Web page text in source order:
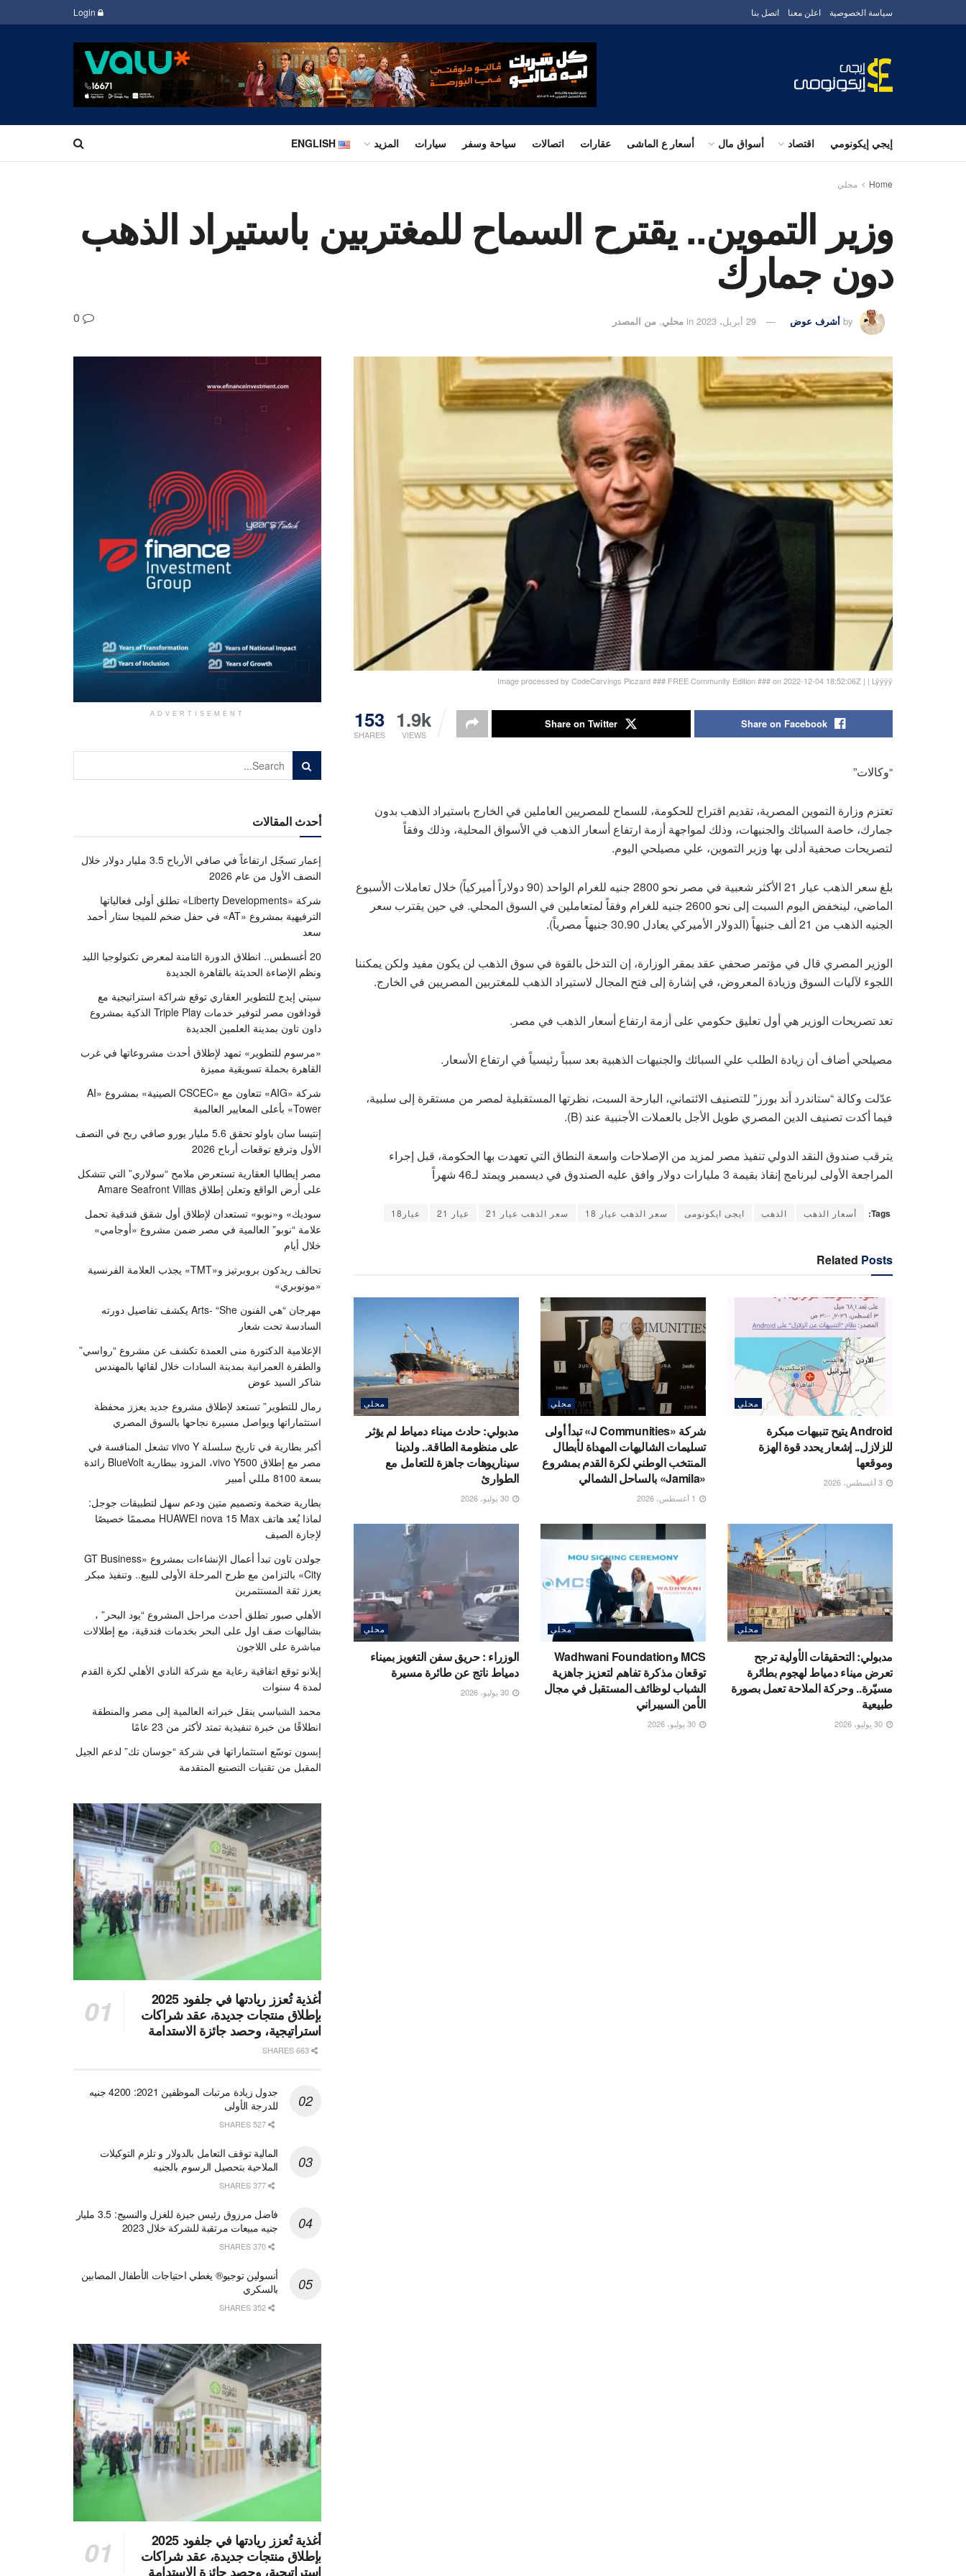
سياسة الخصوصية اعلن معنا اتصل بنا
إيجي إيكونومي اقتصاد أسواق مال أسعار ع الماشى عقارات اتصالات سياحة وسفر سيارات المزيد ENGLISH
Home محلي
وزير التموين.. يقترح السماح للمغتربين باستيراد الذهب
دون جمارك
by أشرف عوض 29 أبريل، 2023 in محلي, من المصدر
Image processed by CodeCarvings Piczard ### FREE Community Edition ### on 2022-12-04 18:52:06Z | | Lÿÿÿÿ
153
SHARES
1.9k
VIEWS
Share on Facebook
Share on Twitter
“وكالات”
تعتزم وزارة التموين المصرية، تقديم اقتراح للحكومة، للسماح للمصريين العاملين في الخارج باستيراد الذهب بدون
جمارك، خاصة السبائك والجنيهات، وذلك لمواجهة أزمة ارتفاع أسعار الذهب في الأسواق المحلية، وذلك وفقاً
لتصريحات صحفية أدلى بها وزير التموين، علي مصيلحي اليوم.
بلغ سعر الذهب عيار 21 الأكثر شعبية في مصر نحو 2800 جنيه للغرام الواحد (90 دولاراً أميركياً) خلال تعاملات الأسبوع
الماضي، لينخفض اليوم السبت إلى نحو 2600 جنيه للغرام وفقاً لمتعاملين في السوق المحلي. في حين يقترب سعر
الجنيه الذهب من 21 ألف جنيهاً (الدولار الأميركي يعادل 30.90 جنيهاً مصرياً).
الوزير المصري قال في مؤتمر صحفي عقد بمقر الوزارة، إن التدخل بالقوة في سوق الذهب لن يكون مفيد ولكن يمكننا
اللجوء لآليات السوق وزيادة المعروض، في إشارة إلى فتح المجال لاستيراد الذهب للمغتربين المصريين في الخارج.
تعد تصريحات الوزير هي أول تعليق حكومي على أزمة ارتفاع أسعار الذهب في مصر.
مصيلحي أضاف أن زيادة الطلب علي السبائك والجنيهات الذهبية بعد سبباً رئيسياً في ارتفاع الأسعار.
عدّلت وكالة “ستاندرد أند بورز” للتصنيف الائتماني، البارحة السبت، نظرتها المستقبلية لمصر من مستقرة إلى سلبية،
فيما أكدت تصنيف الدين المصري طويل الأجل بالعملات الأجنبية عند (B).
يترقب صندوق النقد الدولي تنفيذ مصر لمزيد من الإصلاحات واسعة النطاق التي تعهدت بها الحكومة، قبل إجراء
المراجعة الأولى لبرنامج إنقاذ بقيمة 3 مليارات دولار وافق عليه الصندوق في ديسمبر ويمتد لـ46 شهراً
Tags: أسعار الذهب الذهب ايجى ايكونومى سعر الذهب عيار 18 سعر الذهب عيار 21 عيار 21 عيار18
Related Posts
محلي
Android يتيح تنبيهات مبكرة
للزلازل.. إشعار يحدد قوة الهزة
وموقعها
محلي
شركة «J Communities» تبدأ أولى
تسليمات الشاليهات المهداة لأبطال
المنتخب الوطني لكرة القدم بمشروع
«Jamila» بالساحل الشمالي
محلي
مدبولي: حادث ميناء دمياط لم يؤثر
على منظومة الطاقة.. ولدينا
سيناريوهات جاهزة للتعامل مع
الطوارئ
محلي
مدبولي: التحقيقات الأولية ترجح
تعرض ميناء دمياط لهجوم بطائرة
مسيّرة.. وحركة الملاحة تعمل بصورة
طبيعية
محلي
MCS وWadhwani Foundation
توقعان مذكرة تفاهم لتعزيز جاهزية
الشباب لوظائف المستقبل في مجال
الأمن السيبراني
محلي
الوزراء : حريق سفن التغويز بميناء
دمياط ناتج عن طائرة مسيرة
ADVERTISEMENT
أحدث المقالات
إعمار تسجّل ارتفاعاً في صافي الأرباح 3.5 مليار دولار خلال
النصف الأول من عام 2026
شركة «Liberty Developments» تطلق أولى فعالياتها
الترفيهية بمشروع «AT» في حفل ضخم للميجا ستار أحمد
سعد
20 أغسطس.. انطلاق الدورة الثامنة لمعرض تكنولوجيا الليد
ونظم الإضاءة الحديثة بالقاهرة الجديدة
سيتي إيدج للتطوير العقاري توقع شراكة استراتيجية مع
ڤودافون مصر لتوفير خدمات Triple Play الذكية بمشروع
داون تاون بمدينة العلمين الجديدة
«مرسوم للتطوير» تمهد لإطلاق أحدث مشروعاتها في غرب
القاهرة بحملة تسويقية مميزة
شركة «AIG» تتعاون مع «CSCEC الصينية» بمشروع «AI
Tower» بأعلى المعايير العالمية
إنتيسا سان باولو تحقق 5.6 مليار يورو صافي ربح في النصف
الأول وترفع توقعات أرباح 2026
مصر إيطاليا العقارية تستعرض ملامح “سولاري” التي تتشكل
على أرض الواقع وتعلن إطلاق Amare Seafront Villas
سوديك» و«نوبو» تستعدان لإطلاق أول شقق فندقية تحمل
علامة “نوبو” العالمية في مصر ضمن مشروع «أوجامي»
خلال أيام
تحالف ريدكون بروبرتيز و«TMT» يجذب العلامة الفرنسية
«مونوبري»
مهرجان “هي الفنون Arts- “She يكشف تفاصيل دورته
السادسة تحت شعار
الإعلامية الدكتورة منى العمدة تكشف عن مشروع “رواسي”
والطفرة العمرانية بمدينة السادات خلال لقائها بالمهندس
شاكر السيد عوض
رمال للتطوير” تستعد لإطلاق مشروع جديد يعزز محفظة
استثماراتها ويواصل مسيرة نجاحها بالسوق المصري
أكبر بطارية في تاريخ سلسلة vivo Y تشعل المنافسة في
مصر مع إطلاق vivo Y500، المزود ببطارية BlueVolt رائدة
بسعة 8100 مللي أمبير
بطارية ضخمة وتصميم متين ودعم سهل لتطبيقات جوجل:
لماذا يُعد هاتف HUAWEI nova 15 Max مصممًا خصيصًا
لإجازة الصيف
جولدن تاون تبدأ أعمال الإنشاءات بمشروع «GT Business
City» بالتزامن مع طرح المرحلة الأولى للبيع.. وتنفيذ مبكر
يعزز ثقة المستثمرين
الأهلي صبور تطلق أحدث مراحل المشروع “يود البحر” ،
بشاليهات صف اول على البحر بخدمات فندقية، مع إطلالات
مباشرة على اللاجون
إيلانو توقع اتفاقية رعاية مع شركة النادي الأهلي لكرة القدم
لمدة 4 سنوات
محمد الشباسي ينقل خبراته العالمية إلى مصر والمنطقة
انطلاقًا من خبرة تنفيذية تمتد لأكثر من 23 عامًا
إبسون توسّع استثماراتها في شركة “جوسان تك” لدعم الجيل
المقبل من تقنيات التصنيع المتقدمة
أغذية تُعزز ريادتها في جلفود 2025
بإطلاق منتجات جديدة، عقد شراكات
استراتيجية، وحصد جائزة الاستدامة
جدول زيادة مرتبات الموظفين 2021: 4200 جنيه
للدرجة الأولى
المالية توقف التعامل بالدولار و تلزم التوكيلات
الملاحية بتحصيل الرسوم بالجنيه
فاضل مرزوق رئيس جيزة للغزل والنسيج: 3.5 مليار
جنيه مبيعات مرتقبة للشركة خلال 2023
أنسولين توجيو® يغطي احتياجات الأطفال المصابين
بالسكري
أغذية تُعزز ريادتها في جلفود 2025
بإطلاق منتجات جديدة، عقد شراكات
استراتيجية، وحصد جائزة الاستدامة